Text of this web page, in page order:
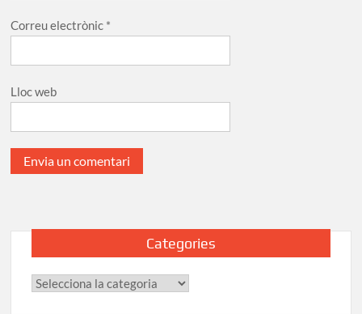
Correu electrònic *
Lloc web
Categories
Categories